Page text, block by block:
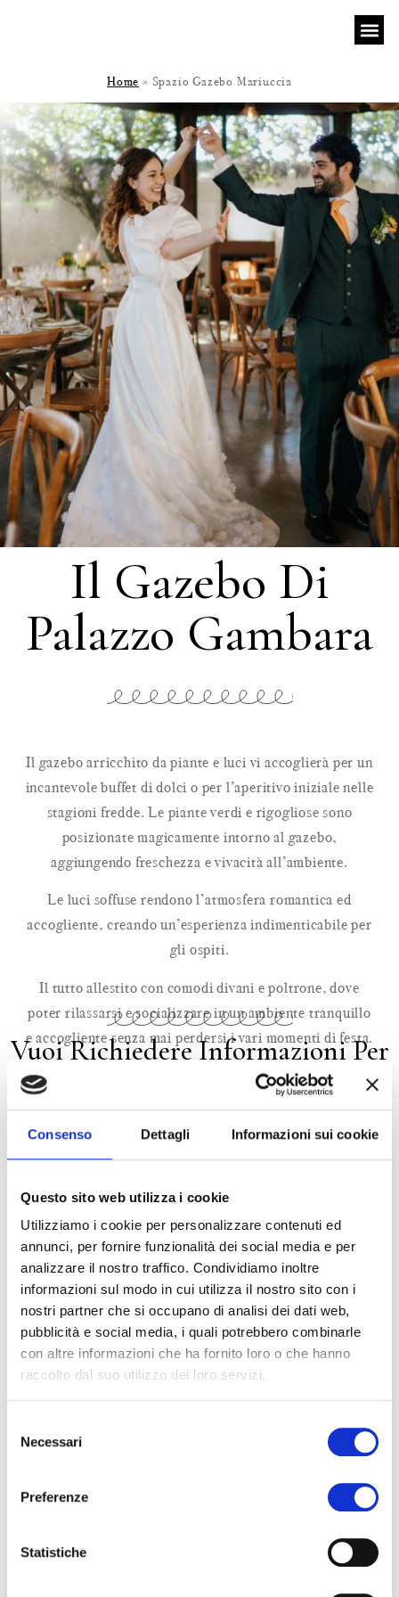
Consenso Dettagli Informazioni sui cookie
Questo sito web utilizza i cookie
Utilizziamo i cookie per personalizzare contenuti ed
annunci, per fornire funzionalità dei social media e per
analizzare il nostro traffico. Condividiamo inoltre
informazioni sul modo in cui utilizza il nostro sito con i
nostri partner che si occupano di analisi dei dati web,
pubblicità e social media, i quali potrebbero combinarle
con altre informazioni che ha fornito loro o che hanno
raccolto dal suo utilizzo dei loro servizi.
delNecessari
Preferenze
Statistiche
Home » Spazio Gazebo Mariuccia
Il Gazebo Di
Palazzo Gambara
Il gazebo arricchito da piante e luci vi accoglierà per un
incantevole buffet di dolci o per l’aperitivo iniziale nelle
stagioni fredde. Le piante verdi e rigogliose sono
posizionate magicamente intorno al gazebo,
aggiungendo freschezza e vivacità all’ambiente.
Le luci soffuse rendono l’atmosfera romantica ed
accogliente, creando un’esperienza indimenticabile per
gli ospiti.
Il tutto allestito con comodi divani e poltrone, dove
poter rilassarsi e socializzare in un ambiente tranquillo
e accogliente senza mai perdersi i vari momenti di festa.
Vuoi Richiedere Informazioni Per
Il Tuo Matrimonio? Compila Il
Form Qui Sotto
Nome
Cognome
Telefono
Email
Data Evento
Numero di Persone